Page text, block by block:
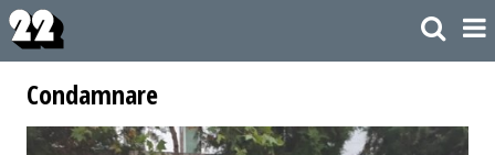
Condamnare